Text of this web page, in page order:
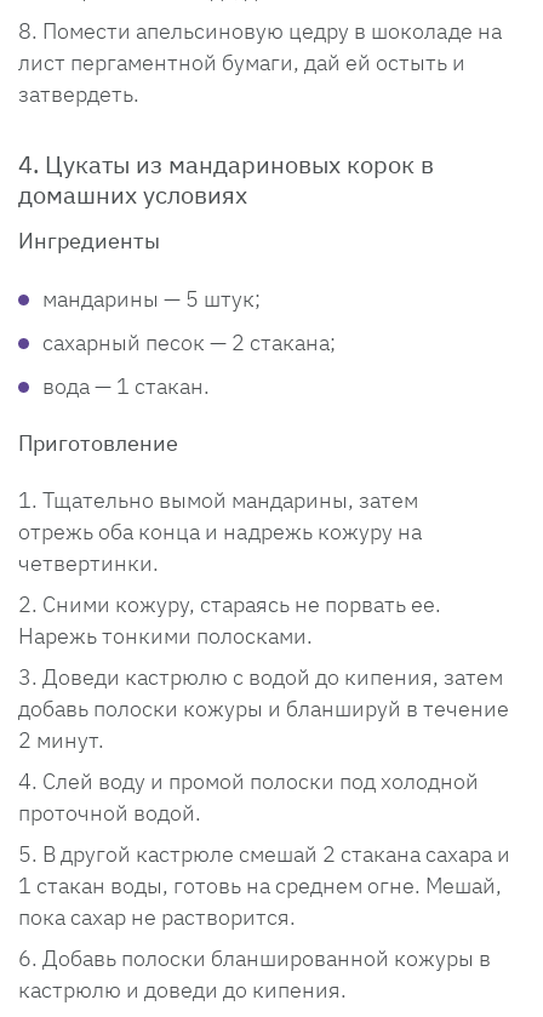
Помести апельсиновую цедру в шоколаде на
лист пергаментной бумаги, дай ей остыть и
затвердеть.
4. Цукаты из мандариновых корок в
домашних условиях
Ингредиенты
мандарины — 5 штук;
сахарный песок — 2 стакана;
вода — 1 стакан.
Приготовление
Тщательно вымой мандарины, затем
отрежь оба конца и надрежь кожуру на
четвертинки.
Сними кожуру, стараясь не порвать ее.
Нарежь тонкими полосками.
Доведи кастрюлю с водой до кипения, затем
добавь полоски кожуры и бланшируй в течение
2 минут.
Слей воду и промой полоски под холодной
проточной водой.
В другой кастрюле смешай 2 стакана сахара и
1 стакан воды, готовь на среднем огне. Мешай,
пока сахар не растворится.
Добавь полоски бланшированной кожуры в
кастрюлю и доведи до кипения.